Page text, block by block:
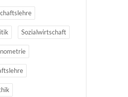
Sozialwirtschaft